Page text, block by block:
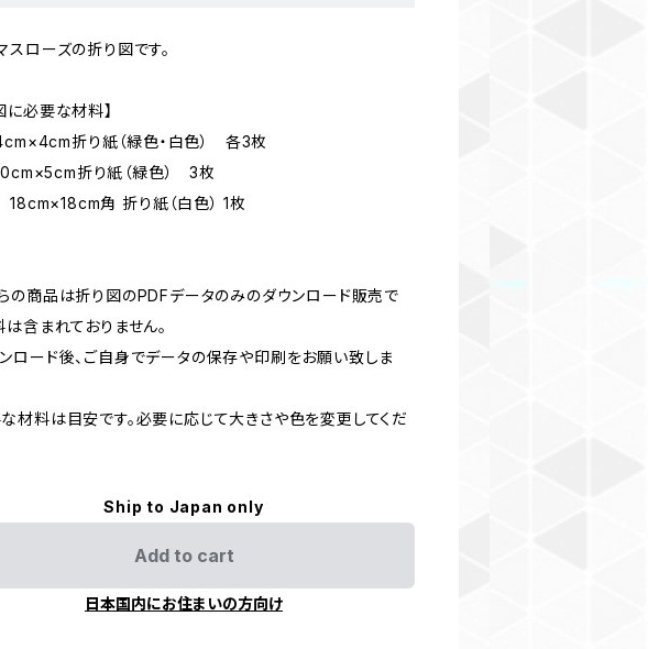
スローズの折り図です。
に必要な材料】
折り紙（緑色・白色） 各3枚
折り紙（緑色） 3枚
18cm×18cm角 折り紙（白色） 1枚
の商品は折り図のPDFデータのみのダウンロード販売で
は含まれておりません。
ロード後、ご自身でデータの保存や印刷をお願い致しま
材料は目安です。必要に応じて大きさや色を変更してくだ
Ship to Japan only
Add to cart
日本国内にお住まいの方向け